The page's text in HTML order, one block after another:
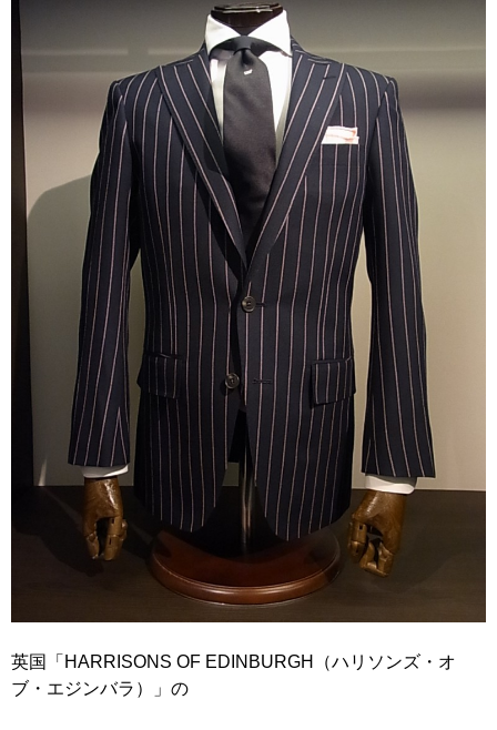
英国「HARRISONS OF EDINBURGH（ハリソンズ・オ
ブ・エジンバラ）」の